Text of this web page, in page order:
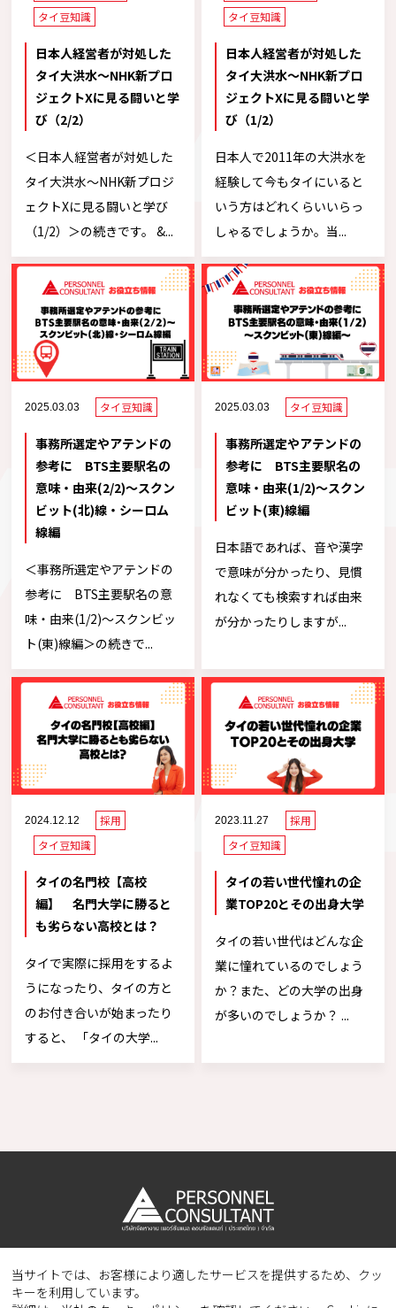
タイ豆知識
日本人経営者が対処した
タイ大洪水～NHK新プロ
ジェクトXに見る闘いと学
び（2/2）
＜日本人経営者が対処した
タイ大洪水～NHK新プロジ
ェクトXに見る闘いと学び
（1/2）＞の続きです。 &...
タイ豆知識
日本人経営者が対処した
タイ大洪水～NHK新プロ
ジェクトXに見る闘いと学
び（1/2）
日本人で2011年の大洪水を
経験して今もタイにいると
いう方はどれくらいいらっ
しゃるでしょうか。当...
2025.03.03 タイ豆知識
事務所選定やアテンドの
参考に BTS主要駅名の
意味・由来(2/2)～スクン
ビット(北)線・シーロム
線編
＜事務所選定やアテンドの
参考に BTS主要駅名の意
味・由来(1/2)～スクンビッ
ト(東)線編＞の続きで...
2025.03.03 タイ豆知識
事務所選定やアテンドの
参考に BTS主要駅名の
意味・由来(1/2)～スクン
ビット(東)線編
日本語であれば、音や漢字
で意味が分かったり、見慣
れなくても検索すれば由来
が分かったりしますが...
2024.12.12
採用
タイ豆知識
タイの名門校【高校
編】 名門大学に勝ると
も劣らない高校とは？
タイで実際に採用をするよ
うになったり、タイの方と
のお付き合いが始まったり
すると、 「タイの大学...
2023.11.27
採用
タイ豆知識
タイの若い世代憧れの企
業TOP20とその出身大学
タイの若い世代はどんな企
業に憧れているのでしょう
か？また、どの大学の出身
が多いのでしょうか？ ...
Copyright © 2023 PERSONNEL CONSULTANT MANPOWER.
All Rights Reserved.
当サイトでは、お客様により適したサービスを提供するため、クッ
キーを利用しています。